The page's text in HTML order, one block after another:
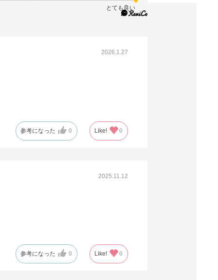
とても良い
2026.1.27
参考になった 0 Like! 0
2025.11.12
参考になった 0 Like! 0